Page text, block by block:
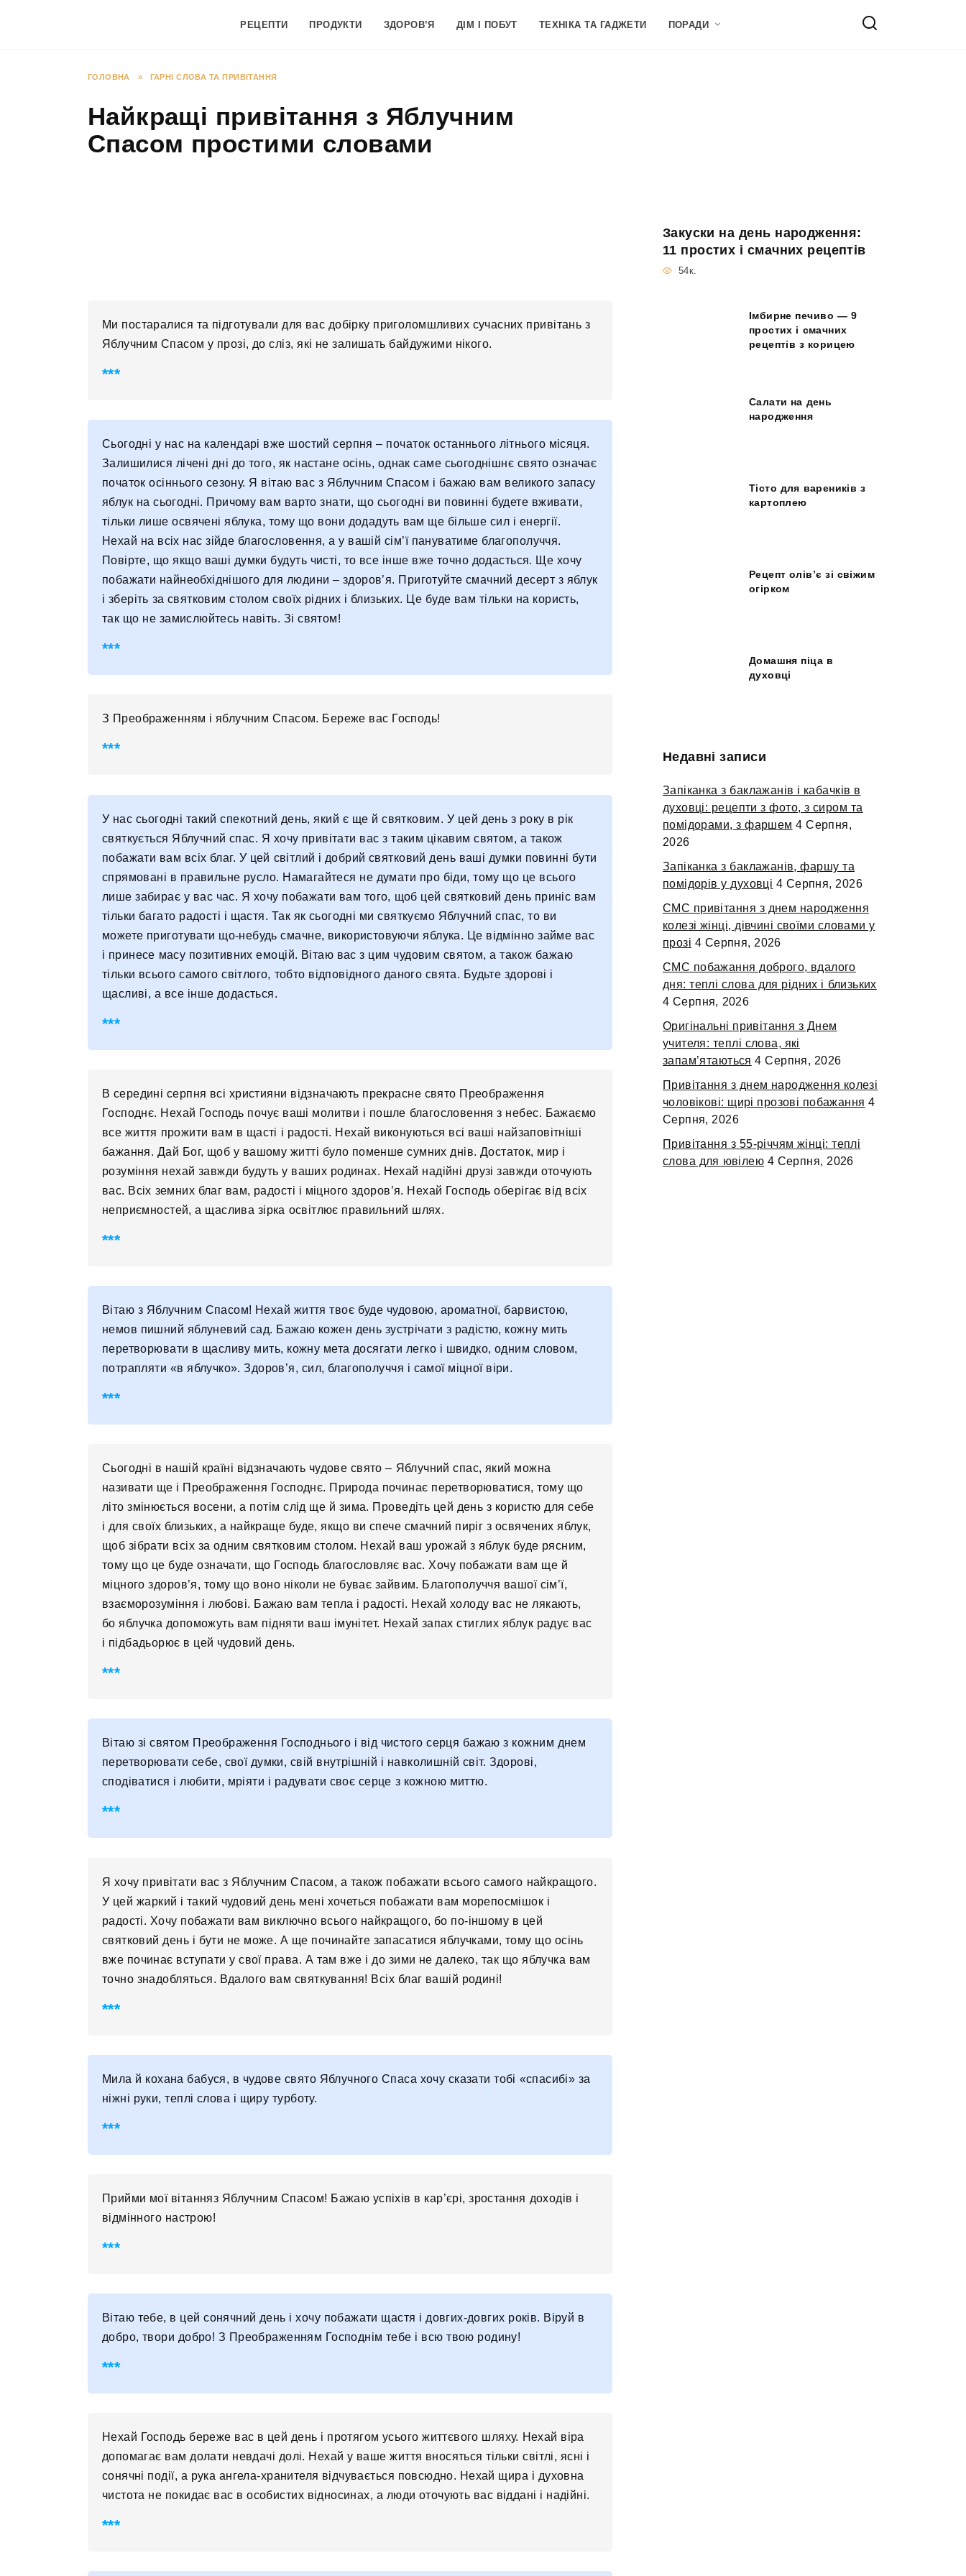
РЕЦЕПТИ ПРОДУКТИ ЗДОРОВ’Я ДІМ І ПОБУТ ТЕХНІКА ТА ГАДЖЕТИ ПОРАДИ
ГОЛОВНА » ГАРНІ СЛОВА ТА ПРИВІТАННЯ
Найкращі привітання з Яблучним
Спасом простими словами
Ми постаралися та підготували для вас добірку приголомшливих сучасних привітань з
Яблучним Спасом у прозі, до сліз, які не залишать байдужими нікого.
Сьогодні у нас на календарі вже шостий серпня – початок останнього літнього місяця.
Залишилися лічені дні до того, як настане осінь, однак саме сьогоднішнє свято означає
початок осіннього сезону. Я вітаю вас з Яблучним Спасом і бажаю вам великого запасу
яблук на сьогодні. Причому вам варто знати, що сьогодні ви повинні будете вживати,
тільки лише освячені яблука, тому що вони додадуть вам ще більше сил і енергії.
Нехай на всіх нас зійде благословення, а у вашій сім’ї пануватиме благополуччя.
Повірте, що якщо ваші думки будуть чисті, то все інше вже точно додасться. Ще хочу
побажати найнеобхіднішого для людини – здоров’я. Приготуйте смачний десерт з яблук
і зберіть за святковим столом своїх рідних і близьких. Це буде вам тільки на користь,
так що не замислюйтесь навіть. Зі святом!
З Преображенням і яблучним Спасом. Береже вас Господь!
У нас сьогодні такий спекотний день, який є ще й святковим. У цей день з року в рік
святкується Яблучний спас. Я хочу привітати вас з таким цікавим святом, а також
побажати вам всіх благ. У цей світлий і добрий святковий день ваші думки повинні бути
спрямовані в правильне русло. Намагайтеся не думати про біди, тому що це всього
лише забирає у вас час. Я хочу побажати вам того, щоб цей святковий день приніс вам
тільки багато радості і щастя. Так як сьогодні ми святкуємо Яблучний спас, то ви
можете приготувати що-небудь смачне, використовуючи яблука. Це відмінно займе вас
і принесе масу позитивних емоцій. Вітаю вас з цим чудовим святом, а також бажаю
тільки всього самого світлого, тобто відповідного даного свята. Будьте здорові і
щасливі, а все інше додасться.
В середині серпня всі християни відзначають прекрасне свято Преображення
Господнє. Нехай Господь почує ваші молитви і пошле благословення з небес. Бажаємо
все життя прожити вам в щасті і радості. Нехай виконуються всі ваші найзаповітніші
бажання. Дай Бог, щоб у вашому житті було поменше сумних днів. Достаток, мир і
розуміння нехай завжди будуть у ваших родинах. Нехай надійні друзі завжди оточують
вас. Всіх земних благ вам, радості і міцного здоров’я. Нехай Господь оберігає від всіх
неприємностей, а щаслива зірка освітлює правильний шлях.
Вітаю з Яблучним Спасом! Нехай життя твоє буде чудовою, ароматної, барвистою,
немов пишний яблуневий сад. Бажаю кожен день зустрічати з радістю, кожну мить
перетворювати в щасливу мить, кожну мета досягати легко і швидко, одним словом,
потрапляти «в яблучко». Здоров’я, сил, благополуччя і самої міцної віри.
Сьогодні в нашій країні відзначають чудове свято – Яблучний спас, який можна
називати ще і Преображення Господнє. Природа починає перетворюватися, тому що
літо змінюється восени, а потім слід ще й зима. Проведіть цей день з користю для себе
і для своїх близьких, а найкраще буде, якщо ви спече смачний пиріг з освячених яблук,
щоб зібрати всіх за одним святковим столом. Нехай ваш урожай з яблук буде рясним,
тому що це буде означати, що Господь благословляє вас. Хочу побажати вам ще й
міцного здоров’я, тому що воно ніколи не буває зайвим. Благополуччя вашої сім’ї,
взаєморозуміння і любові. Бажаю вам тепла і радості. Нехай холоду вас не лякають,
бо яблучка допоможуть вам підняти ваш імунітет. Нехай запах стиглих яблук радує вас
і підбадьорює в цей чудовий день.
Вітаю зі святом Преображення Господнього і від чистого серця бажаю з кожним днем ​​
перетворювати себе, свої думки, свій внутрішній і навколишній світ. Здорові,
сподіватися і любити, мріяти і радувати своє серце з кожною миттю.
Я хочу привітати вас з Яблучним Спасом, а також побажати всього самого найкращого.
У цей жаркий і такий чудовий день мені хочеться побажати вам морепосмішок і
радості. Хочу побажати вам виключно всього найкращого, бо по-іншому в цей
святковий день і бути не може. А ще починайте запасатися яблучками, тому що осінь
вже починає вступати у свої права. А там вже і до зими не далеко, так що яблучка вам
точно знадобляться. Вдалого вам святкування! Всіх благ вашій родині!
Мила й кохана бабуся, в чудове свято Яблучного Спаса хочу сказати тобі «спасибі» за
ніжні руки, теплі слова і щиру турботу.
Прийми мої вітанняз Яблучним Спасом! Бажаю успіхів в кар’єрі, зростання доходів і
відмінного настрою!
Вітаю тебе, в цей сонячний день і хочу побажати щастя і довгих-довгих років. Віруй в
добро, твори добро! З Преображенням Господнім тебе і всю твою родину!
Нехай Господь береже вас в цей день і протягом усього життєвого шляху. Нехай віра
допомагає вам долати невдачі долі. Нехай у ваше життя вносяться тільки світлі, ясні і
сонячні події, а рука ангела-хранителя відчувається повсюдно. Нехай щира і духовна
чистота не покидає вас в особистих відносинах, а люди оточують вас віддані і надійні.
Закуски на день народження:
11 простих і смачних рецептів
54к.
Імбирне печиво — 9
простих і смачних
рецептів з корицею
Салати на день
народження
Тісто для вареників з
картоплею
Рецепт олів’є зі свіжим
огірком
Домашня піца в
духовці
Недавні записи
Запіканка з баклажанів і кабачків в
духовці: рецепти з фото, з сиром та
помідорами, з фаршем 4 Серпня,
2026
Запіканка з баклажанів, фаршу та
помідорів у духовці 4 Серпня, 2026
СМС привітання з днем народження
колезі жінці, дівчині своїми словами у
прозі 4 Серпня, 2026
СМС побажання доброго, вдалого
дня: теплі слова для рідних і близьких
4 Серпня, 2026
Оригінальні привітання з Днем
учителя: теплі слова, які
запам’ятаються 4 Серпня, 2026
Привітання з днем народження колезі
чоловікові: щирі прозові побажання 4
Серпня, 2026
Привітання з 55-річчям жінці: теплі
слова для ювілею 4 Серпня, 2026